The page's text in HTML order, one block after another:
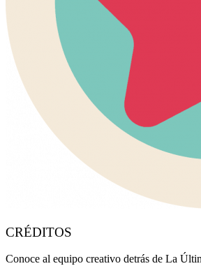
CRÉDITOS
Conoce al equipo creativo detrás de La